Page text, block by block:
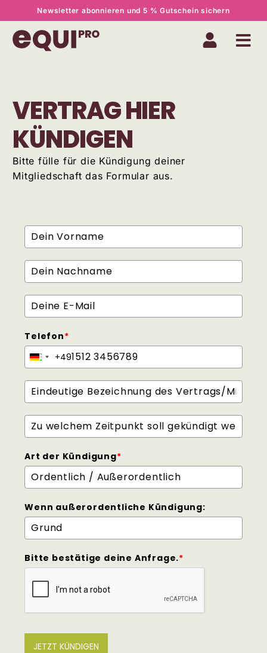
Newsletter abonnieren und 5 % Gutschein sichern
VERTRAG HIER
KÜNDIGEN
Bitte fülle für die Kündigung deiner
Mitgliedschaft das Formular aus.
Telefon*
Germany
+49
Art der Kündigung*
Wenn außerordentliche Kündigung:
Bitte bestätige deine Anfrage.*
JETZT KÜNDIGEN